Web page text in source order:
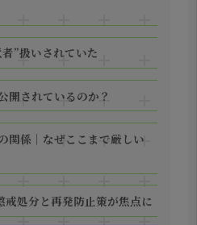
”扱いされていた
開されているのか？
関係｜なぜここまで厳しい
処分と再発防止策が焦点に